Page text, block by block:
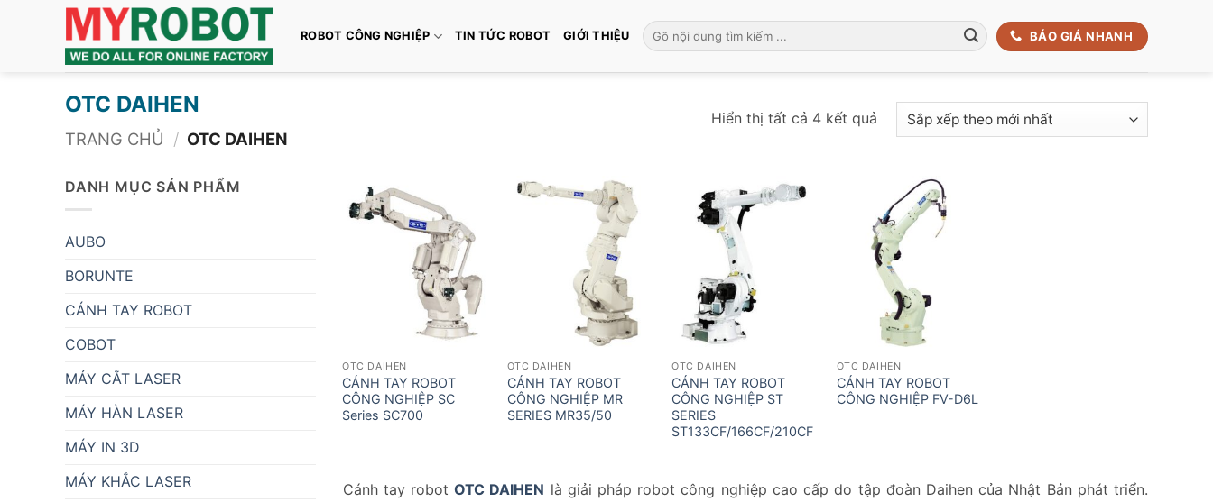
ROBOT CÔNG NGHIỆP TIN TỨC ROBOT GIỚI THIỆU
Tìm
kiếm:
BÁO GIÁ NHANH
OTC DAIHEN
TRANG CHỦ / OTC DAIHEN
Hiển thị tất cả 4 kết quảĐã
sắp
mới
nhất
DANH MỤC SẢN PHẨM
AUBO
BORUNTE
CÁNH TAY ROBOT
COBOT
MÁY CẮT LASER
MÁY HÀN LASER
MÁY IN 3D
MÁY KHẮC LASER
OTC DAIHEN
CÁNH TAY ROBOT
CÔNG NGHIỆP SC
Series SC700
OTC DAIHEN
CÁNH TAY ROBOT
CÔNG NGHIỆP MR
SERIES MR35/50
OTC DAIHEN
CÁNH TAY ROBOT
CÔNG NGHIỆP ST
SERIES
ST133CF/166CF/210CF
OTC DAIHEN
CÁNH TAY ROBOT
CÔNG NGHIỆP FV-D6L
Cánh tay robotOTC DAIHEN là giải pháp robot công nghiệp cao cấp do tập đoàn Daihen của Nhật Bản phát triển.